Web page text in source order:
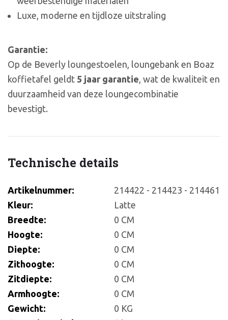
Luxe, moderne en tijdloze uitstraling
Garantie:
Op de Beverly loungestoelen, loungebank en Boaz
koffietafel geldt 5 jaar garantie, wat de kwaliteit en
duurzaamheid van deze loungecombinatie
bevestigt.
Technische details
Artikelnummer:
214422 - 214423 - 214461
Kleur:
Latte
Breedte:
0 CM
Hoogte:
0 CM
Diepte:
0 CM
Zithoogte:
0 CM
Zitdiepte:
0 CM
Armhoogte:
0 CM
Gewicht:
0 KG